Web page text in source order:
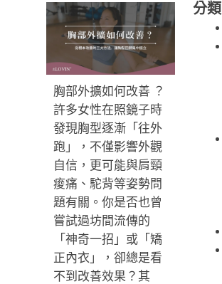
胸部外擴如何改善 ？
許多女性在照鏡子時
發現胸型逐漸「往外
跑」，不僅影響外觀
自信，更可能與肩頸
痠痛、駝背等姿勢問
題有關。你是否也曾
嘗試過坊間流傳的
「神奇一招」或「矯
正內衣」，卻總是看
不到改善效果？其
分類